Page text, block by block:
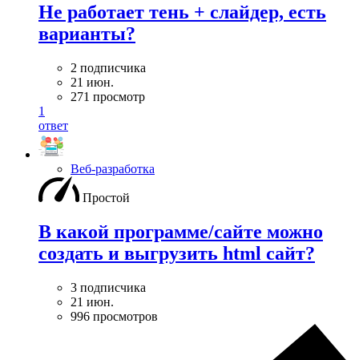
Не работает тень + слайдер, есть
варианты?
2 подписчика
21 июн.
271 просмотр
1
ответ
Веб-разработка
Простой
В какой программе/сайте можно
создать и выгрузить html сайт?
3 подписчика
21 июн.
996 просмотров